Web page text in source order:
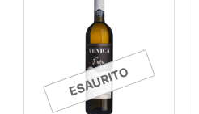
ESAURITO